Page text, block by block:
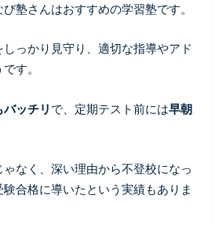
塾さんはおすすめの学習塾です。
っかり見守り、適切な指導やアド
す。
ッチリ で、定期テスト前には早朝
なく、深い理由から不登校になっ
合格に導いたという実績もありま